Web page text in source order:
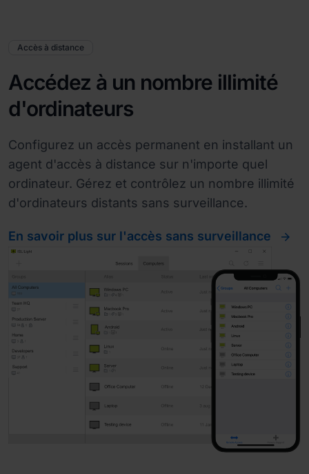
Accès à distance
Accédez à un nombre illimité
d'ordinateurs
Configurez un accès permanent en installant un
agent d'accès à distance sur n'importe quel
ordinateur. Gérez et contrôlez un nombre illimité
d'ordinateurs distants sans surveillance.
En savoir plus sur l'accès sans surveillance